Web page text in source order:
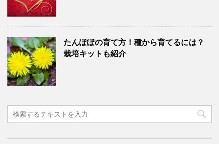
たんぽぽの育て方！種から育てるには？
栽培キットも紹介